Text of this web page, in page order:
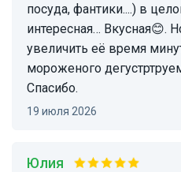
посуда, фантики....) в
интересная… Вкусная😊.
увеличить её время
мороженого
Спасибо.
19 июля 2026
Юлия